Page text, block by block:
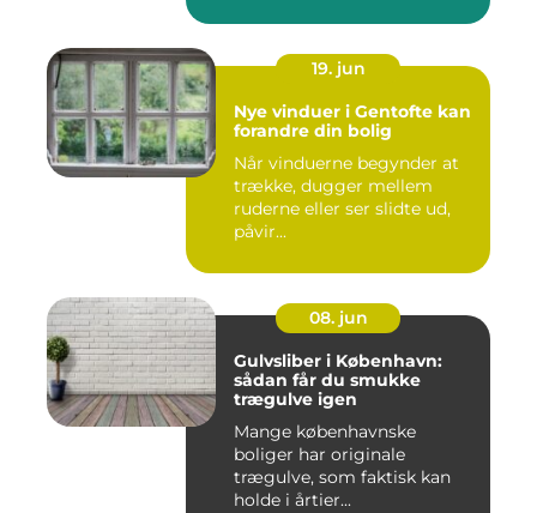
19. jun
Nye vinduer i Gentofte kan
forandre din bolig
Når vinduerne begynder at
trække, dugger mellem
ruderne eller ser slidte ud,
påvir...
08. jun
Gulvsliber i København:
sådan får du smukke
trægulve igen
Mange københavnske
boliger har originale
trægulve, som faktisk kan
holde i årtier...